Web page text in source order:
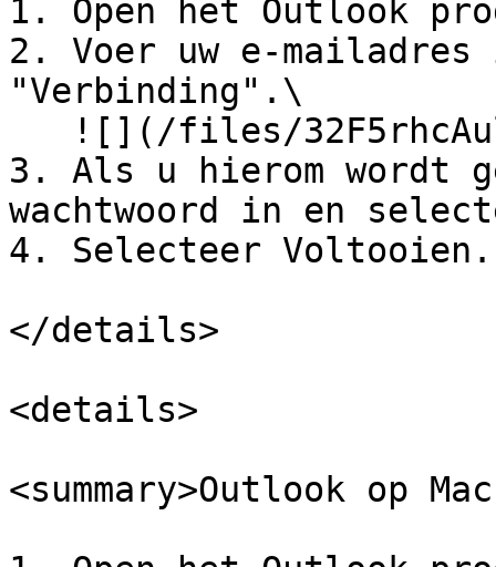
1. Open het Outlook
2. Voer uw e-
"Verbinding".\
3. Als u hierom wordt
wachtwoord in en
4. Selecteer Voltooien.
</details>
<details>
<summary>Outlook op